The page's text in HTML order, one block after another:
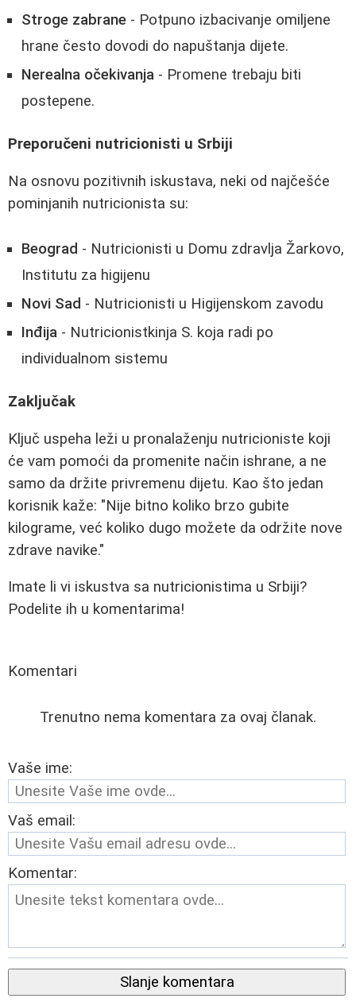
Stroge zabrane - Potpuno izbacivanje omiljene
hrane često dovodi do napuštanja dijete.
Nerealna očekivanja - Promene trebaju biti
postepene.
Preporučeni nutricionisti u Srbiji
Na osnovu pozitivnih iskustava, neki od najčešće
pominjanih nutricionista su:
Beograd - Nutricionisti u Domu zdravlja Žarkovo,
Institutu za higijenu
Novi Sad - Nutricionisti u Higijenskom zavodu
Inđija - Nutricionistkinja S. koja radi po
individualnom sistemu
Zaključak
Ključ uspeha leži u pronalaženju nutricioniste koji
će vam pomoći da promenite način ishrane, a ne
samo da držite privremenu dijetu. Kao što jedan
korisnik kaže: "Nije bitno koliko brzo gubite
kilograme, već koliko dugo možete da održite nove
zdrave navike."
Imate li vi iskustva sa nutricionistima u Srbiji?
Podelite ih u komentarima!
Komentari
Trenutno nema komentara za ovaj članak.
Vaše ime:
Vaš email:
Komentar:
Slanje komentara